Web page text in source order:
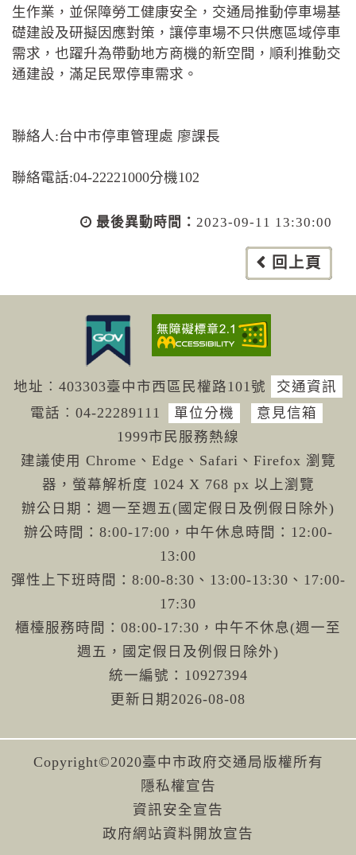
生作業，並保障勞工健康安全，交通局推動停車場基
礎建設及研擬因應對策，讓停車場不只供應區域停車
需求，也躍升為帶動地方商機的新空間，順利推動交
通建設，滿足民眾停車需求。
聯絡人:台中市停車管理處 廖課長
聯絡電話:04-22221000分機102
最後異動時間： 2023-09-11 13:30:00
回上頁
地址︰403303臺中市西區民權路101號
交通資訊
電話︰04-22289111 單位分機
意見信箱
1999市民服務熱線
建議使用 Chrome、Edge、Safari、Firefox 瀏覽
器，螢幕解析度 1024 X 768 px 以上瀏覽
辦公日期：週一至週五(國定假日及例假日除外)
辦公時間：8:00-17:00，中午休息時間：12:00-
13:00
彈性上下班時間：8:00-8:30、13:00-13:30、17:00-
17:30
櫃檯服務時間：08:00-17:30，中午不休息(週一至
週五，國定假日及例假日除外)
統一編號：10927394
更新日期 2026-08-08
Copyright©2020臺中市政府交通局版權所有
隱私權宣告
資訊安全宣告
政府網站資料開放宣告